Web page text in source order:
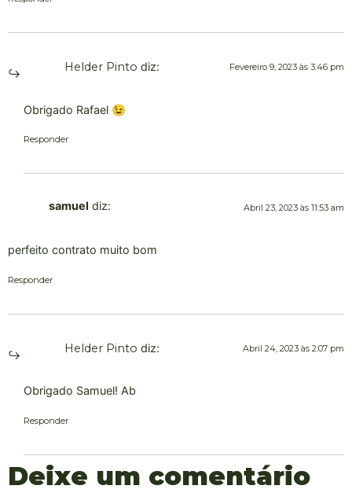
Helder Pinto diz: Fevereiro 9, 2023 às 3:46 pm
Obrigado Rafael 😉
Responder
samuel diz: Abril 23, 2023 às 11:53 am
perfeito contrato muito bom
Responder
Helder Pinto diz: Abril 24, 2023 às 2:07 pm
Obrigado Samuel! Ab
Responder
Deixe um comentário